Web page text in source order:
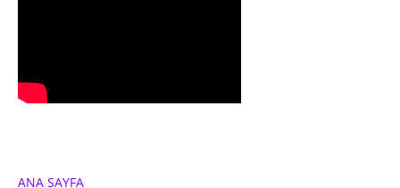
ANA SAYFA